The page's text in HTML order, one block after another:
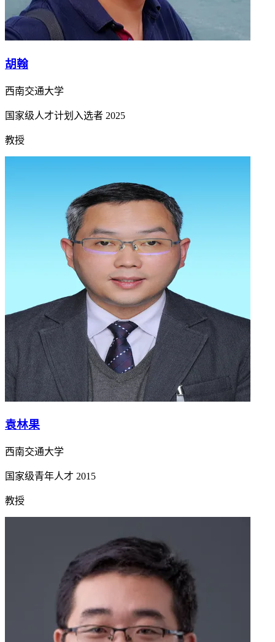
胡翰
西南交通大学
国家级人才计划入选者 2025
教授
袁林果
西南交通大学
国家级青年人才 2015
教授